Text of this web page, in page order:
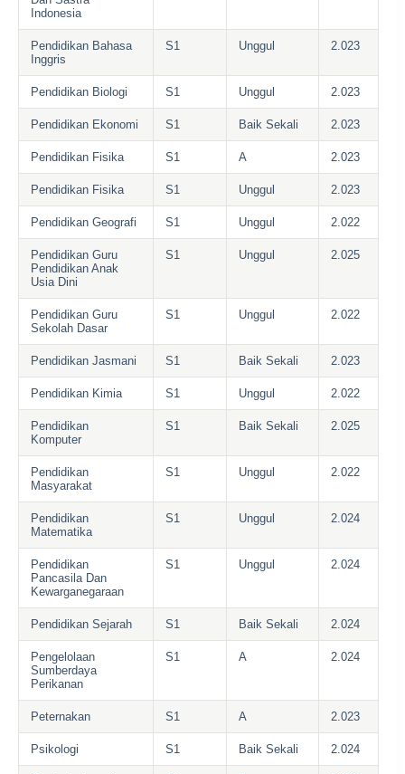
Indonesia
Pendidikan Bahasa
Inggris
S1 Unggul 2.023
Pendidikan Biologi S1 Unggul 2.023
Pendidikan Ekonomi S1 Baik Sekali 2.023
Pendidikan Fisika S1 A 2.023
Pendidikan Fisika S1 Unggul 2.023
Pendidikan Geografi S1 Unggul 2.022
Pendidikan Guru
Pendidikan Anak
Usia Dini
S1 Unggul 2.025
Pendidikan Guru
Sekolah Dasar
S1 Unggul 2.022
Pendidikan Jasmani S1 Baik Sekali 2.023
Pendidikan Kimia S1 Unggul 2.022
Pendidikan
Komputer
S1 Baik Sekali 2.025
Pendidikan
Masyarakat
S1 Unggul 2.022
Pendidikan
Matematika
S1 Unggul 2.024
Pendidikan
Pancasila Dan
Kewarganegaraan
S1 Unggul 2.024
Pendidikan Sejarah S1 Baik Sekali 2.024
Pengelolaan
Sumberdaya
Perikanan
S1 A 2.024
Peternakan S1 A 2.023
Psikologi S1 Baik Sekali 2.024